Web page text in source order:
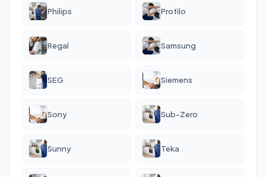
Philips Profilo
Regal Samsung
SEG Siemens
Sony Sub-Zero
Sunny Teka